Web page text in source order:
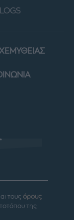
τους όρους
της